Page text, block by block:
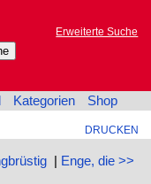
Erweiterte Suche
Kategorien Shop
DRUCKEN
| Enge, die >>